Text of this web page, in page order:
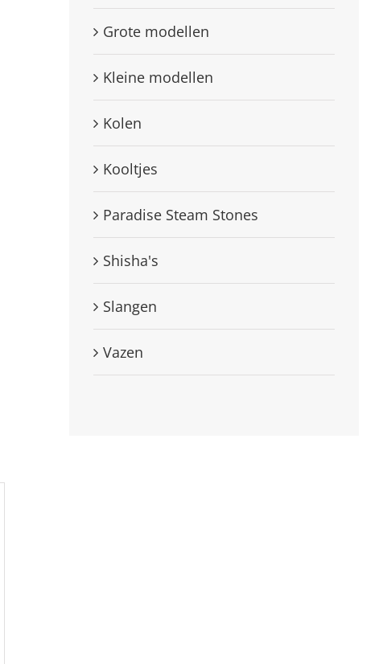
Grote modellen
Kleine modellen
Kolen
Kooltjes
Paradise Steam Stones
Shisha's
Slangen
Vazen